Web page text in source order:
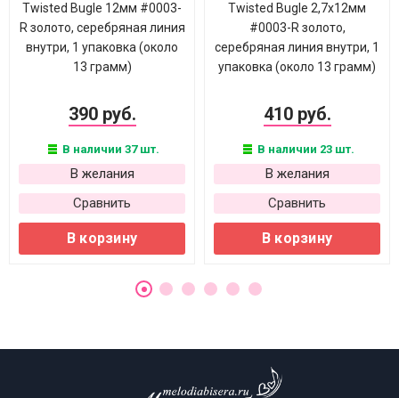
Twisted Bugle 12мм #0003-
R золото, серебряная линия
внутри, 1 упаковка (около
13 грамм)
390 руб.
В наличии 37 шт.
В желания
Сравнить
В корзину
Twisted Bugle 2,7х12мм
#0003-R золото,
серебряная линия внутри, 1
упаковка (около 13 грамм)
410 руб.
В наличии 23 шт.
В желания
Сравнить
В корзину